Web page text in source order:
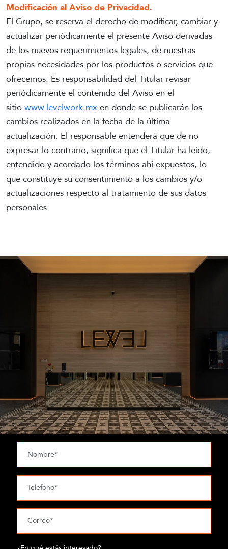
Modificación al Aviso de Privacidad.
El Grupo, se reserva el derecho de modificar, cambiar y
actualizar periódicamente el presente Aviso derivadas
de los nuevos requerimientos legales, de nuestras
propias necesidades por los productos o servicios que
ofrecemos. Es responsabilidad del Titular revisar
periódicamente el contenido del Aviso en el
sitio www.levelwork.mx en donde se publicarán los
cambios realizados en la fecha de la última
actualización. El responsable entenderá que de no
expresar lo contrario, significa que el Titular ha leído,
entendido y acordado los términos ahí expuestos, lo
que constituye su consentimiento a los cambios y/o
actualizaciones respecto al tratamiento de sus datos
personales.